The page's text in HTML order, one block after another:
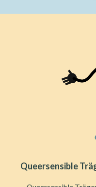
Queersensible